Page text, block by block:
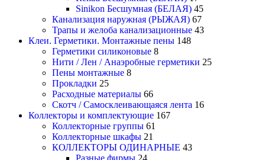
Sinikon Бесшумная (БЕЛАЯ) 45
Канализация наружная (РЫЖАЯ) 67
Трапы и желоба канализационные 43
Клеи. Герметики. Монтажные пены 148
Герметики силиконовые 8
Нити / Лен / Анаэробные герметики 25
Пены монтажные 8
Прокладки 25
Расходные материалы 66
Скотч / Самосклеивающаяся лента 16
Коллекторы и комплектующие 167
Коллекторные группы 61
Коллекторные шкафы 21
КОЛЛЕКТОРЫ ОДИНАРНЫЕ 43